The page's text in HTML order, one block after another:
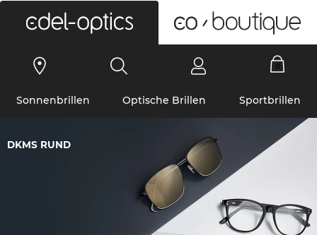
Sonnenbrillen Optische Brillen Sportbrillen
DKMS RUND